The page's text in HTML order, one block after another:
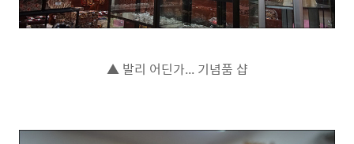
▲ 발리 어딘가... 기념품 샵